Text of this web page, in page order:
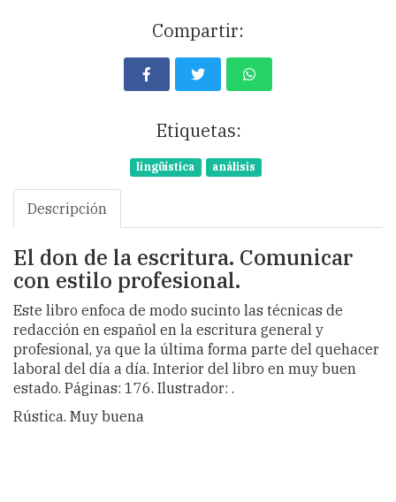
Compartir:
Etiquetas:
lingüística análisis
Descripción
El don de la escritura. Comunicar
con estilo profesional.
Este libro enfoca de modo sucinto las técnicas de
redacción en español en la escritura general y
profesional, ya que la última forma parte del quehacer
laboral del día a día. Interior del libro en muy buen
estado. Páginas: 176. Ilustrador: .
Rústica. Muy buena